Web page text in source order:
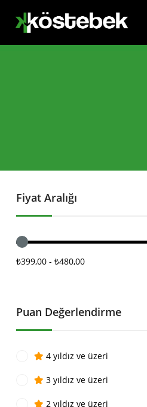
Fiyat Aralığı
₺399,00 - ₺480,00
Puan Değerlendirme
4 yıldız ve üzeri
3 yıldız ve üzeri
2 yıldız ve üzeri